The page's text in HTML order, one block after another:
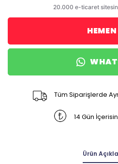
Tüm Siparişlerde
14 Gün
Ürün